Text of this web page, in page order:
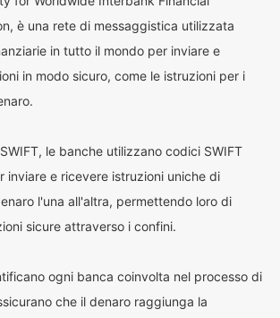
è una rete di messaggistica utilizzata
in tutto il mondo per inviare e
in modo sicuro, come le istruzioni per i
le banche utilizzano codici SWIFT
inviare e ricevere istruzioni uniche di
l'una all'altra, permettendo loro di
sicure attraverso i confini.
ogni banca coinvolta nel processo di
che il denaro raggiunga la